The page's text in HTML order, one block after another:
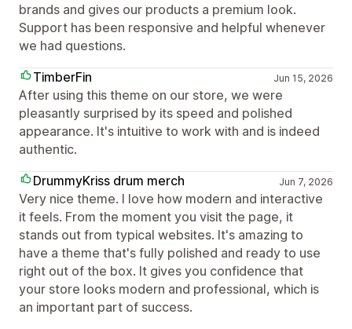
brands and gives our products a premium look.
Support has been responsive and helpful whenever
we had questions.
TimberFin
Jun 15, 2026
After using this theme on our store, we were
pleasantly surprised by its speed and polished
appearance. It's intuitive to work with and is indeed
authentic.
DrummyKriss drum merch
Jun 7, 2026
Very nice theme. I love how modern and interactive
it feels. From the moment you visit the page, it
stands out from typical websites. It's amazing to
have a theme that's fully polished and ready to use
right out of the box. It gives you confidence that
your store looks modern and professional, which is
an important part of success.